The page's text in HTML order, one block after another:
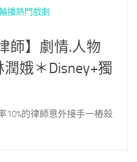
播熱門戲劇
師】劇情.人物
娥＊Disney+獨
10%的律師意外接手一樁殺